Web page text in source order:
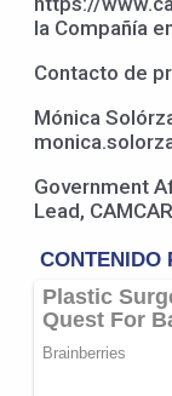
la Compañía
Contacto de
Mónica
Government
Lead,